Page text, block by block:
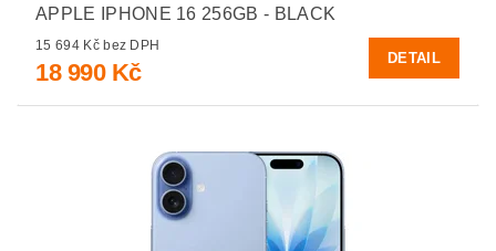
APPLE IPHONE 16 256GB - BLACK
15 694 Kč bez DPH
18 990 Kč
DETAIL